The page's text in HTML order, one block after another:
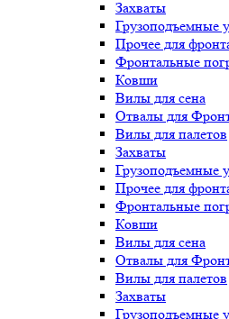
Захваты
Грузоподъемные
Прочее для
Фронтальные
Ковши
Вилы для сена
Отвалы для
Вилы для палетов
Захваты
Грузоподъемные
Прочее для
Фронтальные
Ковши
Вилы для сена
Отвалы для
Вилы для палетов
Захваты
Грузоподъемные